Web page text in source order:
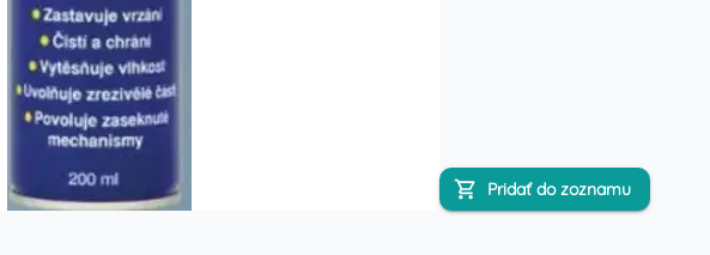
Pridať do zoznamu